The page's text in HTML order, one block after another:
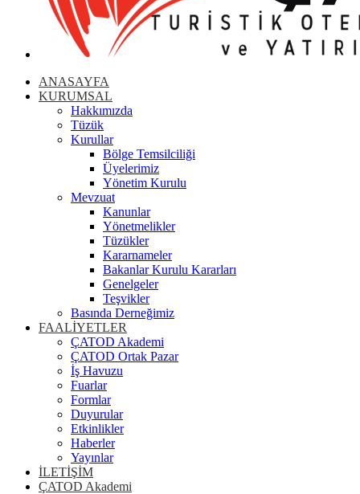
ANASAYFA
KURUMSAL
Hakkımızda
Tüzük
Kurullar
Bölge Temsilciliği
Üyelerimiz
Yönetim Kurulu
Mevzuat
Kanunlar
Yönetmelikler
Tüzükler
Kararnameler
Bakanlar Kurulu Kararları
Genelgeler
Teşvikler
Basında Derneğimiz
FAALİYETLER
ÇATOD Akademi
ÇATOD Ortak Pazar
İş Havuzu
Fuarlar
Formlar
Duyurular
Etkinlikler
Haberler
Yayınlar
İLETİŞİM
ÇATOD Akademi